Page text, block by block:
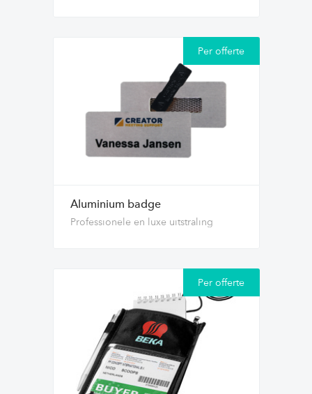
Per offerte
Aluminium badge
Professionele en luxe uitstraling
Per offerte